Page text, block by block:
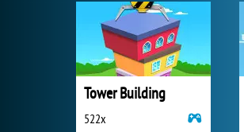
Tower Building
522x